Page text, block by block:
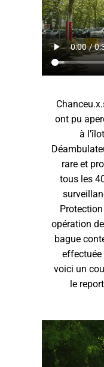
ont pu
à
rare et
tous les
opération
bague
effectuée
voici un
le